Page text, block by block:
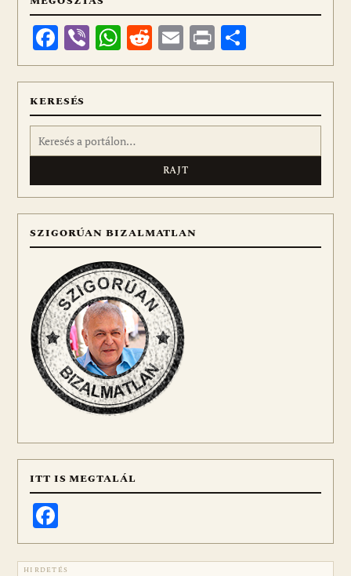
Facebook
ViberWhatsApp
Reddit
Email
Print
meg
KERESÉS
Keresés:
SZIGORÚAN BIZALMATLAN
ITT IS MEGTALÁL
HIRDETÉS